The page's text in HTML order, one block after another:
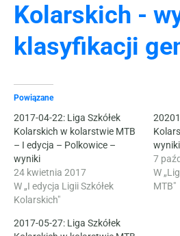
Kolarskich -
klasyfikacji
Powiązane
2017-04-22: Liga Szkółek
Kolarskich w kolarstwie MTB
– I edycja – Polkowice –
wyniki
24 kwietnia 2017
W „I edycja Ligii Szkółek
Kolarskich"
wyniki
7
W
MTB"
2017-05-27: Liga Szkółek